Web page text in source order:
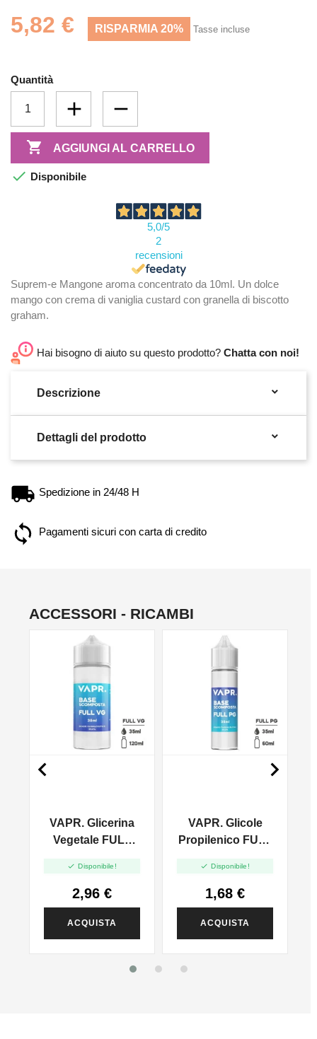
5,82 € RISPARMIA 20% Tasse incluse
Quantità
 AGGIUNGI AL CARRELLO
 Disponibile
5,0/5
2
recensioni
Suprem-e Mangone aroma concentrato da 10ml. Un dolce
mango con crema di vaniglia custard con granella di biscotto
graham.
Hai bisogno di aiuto su questo prodotto? Chatta con noi!
Descrizione 
Dettagli del prodotto 
Spedizione in 24/48 H
Pagamenti sicuri con carta di credito
ACCESSORI - RICAMBI
VAPR. Glicerina
Vegetale FULL
120ml
 Disponibile!
2,96 €
ACQUISTA
VAPR. Glicole
Propilenico FULL
 Disponibile!
1,68 €
ACQUISTA
 